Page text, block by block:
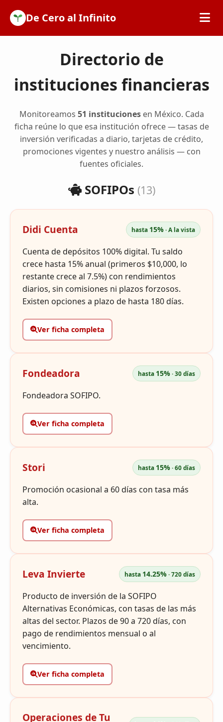
De Cero al Infinito
SOFIPOs
Bancos
Calculadoras
Blog
Infinito
Directorio de
instituciones financieras
Monitoreamos 51 institucionesen México. Cada
ficha reúne lo que esa institución ofrece — tasas de
inversión verificadas a diario, tarjetas de crédito,
promociones vigentes y nuestro análisis — con
fuentes oficiales.
SOFIPOs (13)
Didi Cuenta hasta 15%· A la vista
Cuenta de depósitos 100% digital. Tu saldo
crece hasta 15% anual (primeros $10,000, lo
restante crece al 7.5%) con rendimientos
diarios, sin comisiones ni plazos forzosos.
Existen opciones a plazo de hasta 180 días.
Ver ficha completa
Fondeadora hasta 15%· 30 días
Fondeadora SOFIPO.
Ver ficha completa
Stori hasta 15%· 60 días
Promoción ocasional a 60 días con tasa más
alta.
Ver ficha completa
Leva Invierte hasta 14.25%· 720 días
Producto de inversión de la SOFIPO
Alternativas Económicas, con tasas de las más
altas del sector. Plazos de 90 a 720 días, con
pago de rendimientos mensual o al
vencimiento.
Ver ficha completa
Operaciones de Tu